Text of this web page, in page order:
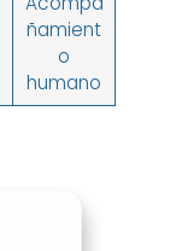
ñamient
o
humano